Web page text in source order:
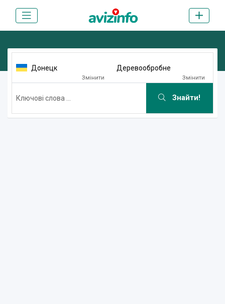
Донецк
Змінити
Деревообробне
Змінити
Знайти!